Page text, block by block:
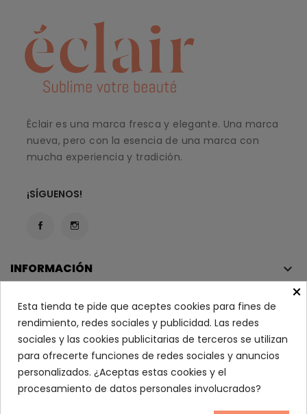
Éclair es una marca fresca y elegante. Una marca
nueva, pero con la esencia de una marca con
mucha experiencia y tradición.
¡SÍGUENOS!
INFORMACIÓN keyboard_arrow_down
keyboard_arrow_down
ATENCIÓN AL CLIENTE
Copyright © 2023Éclair. Todos los derechos reservados.
Condiciones Legales
×
Esta tienda te pide que aceptes cookies para fines de
rendimiento, redes sociales y publicidad. Las redes
sociales y las cookies publicitarias de terceros se utilizan
para ofrecerte funciones de redes sociales y anuncios
personalizados. ¿Aceptas estas cookies y el
procesamiento de datos personales involucrados?